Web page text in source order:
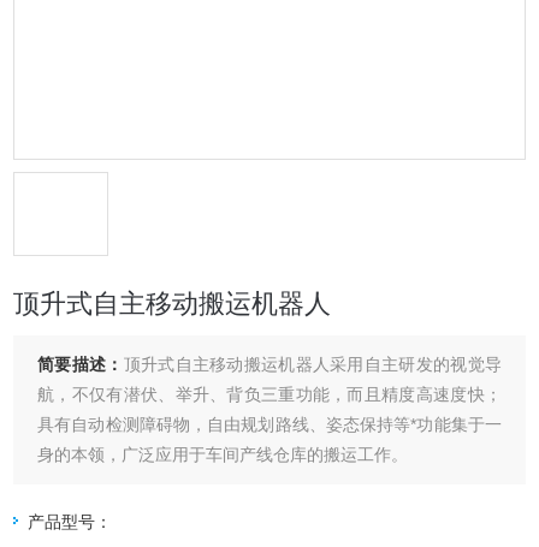
顶升式自主移动搬运机器人
简要描述： 顶升式自主移动搬运机器人采用自主研发的视觉导
航，不仅有潜伏、举升、背负三重功能，而且精度高速度快；
具有自动检测障碍物，自由规划路线、姿态保持等*功能集于一
身的本领，广泛应用于车间产线仓库的搬运工作。
产品型号：